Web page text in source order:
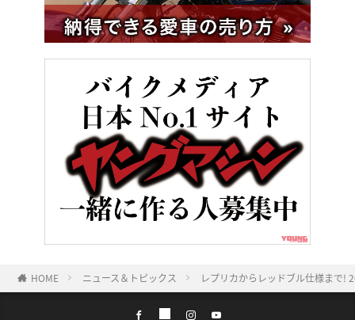
HOME ニュース＆トピックス レプリカからレッドブル仕様まで!